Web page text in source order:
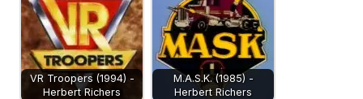
VR Troopers (1994) -
Herbert Richers
M.A.S.K. (1985) -
Herbert Richers